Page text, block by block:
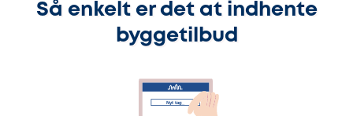
Så enkelt er det at indhente
byggetilbud